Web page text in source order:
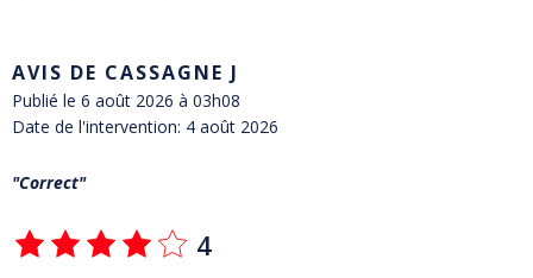
AVIS DE CASSAGNE J
Publié le 6 août 2026 à 03h08
Date de l'intervention: 4 août 2026
Correct
4